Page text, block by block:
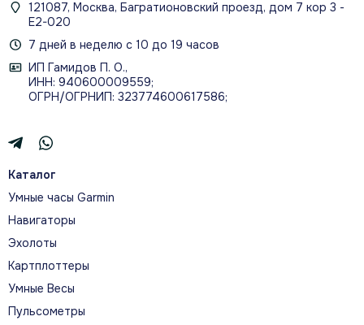
121087, Москва, Багратионовский проезд, дом 7 кор 3 -
Е2-020
7 дней в неделю с 10 до 19 часов
ИП Гамидов П. О.,
ИНН: 940600009559;
ОГРН/ОГРНИП: 323774600617586;
Каталог
Умные часы Garmin
Навигаторы
Эхолоты
Картплоттеры
Умные Весы
Пульсометры